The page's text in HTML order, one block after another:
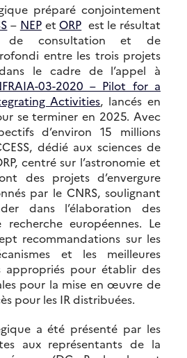
préparé conjointement
– NEPetORP est le résultat
de consultation et de
entre les trois projets
le cadre de l’appel à
03-2020 – Pilot for a
Activities, lancés en
se terminer en 2025. Avec
d’environ 15 millions
dédié aux sciences de
centré sur l’astronomie et
des projets d’envergure
par le CNRS, soulignant
dans l’élaboration des
européennes. Le
recommandations sur les
et les meilleures
appropriés pour établir des
pour la mise en œuvre de
pour les IR distribuées.
a été présenté par les
aux représentants de la